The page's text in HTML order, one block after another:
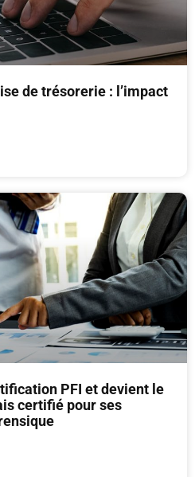
de trésorerie : l’impact
PFI et devient le
certifié pour ses